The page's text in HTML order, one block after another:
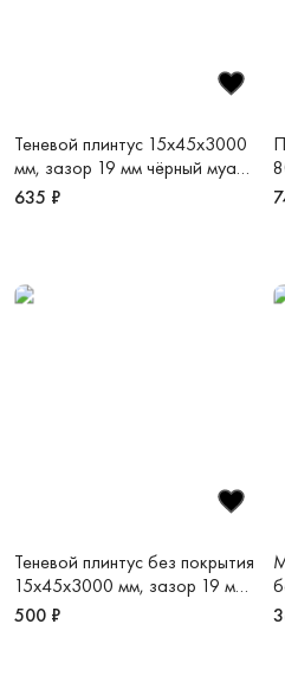
Теневой плинтус 15х45х3000
мм, зазор 19 мм чёрный муар
RAL9005 Regular 45
635 ₽
Теневой плинтус без покрытия
15х45х3000 мм, зазор 19 мм
Regular 45
500 ₽